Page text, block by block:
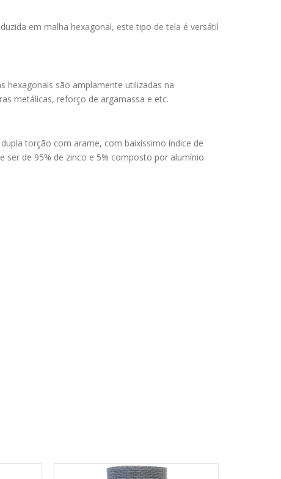
em malha hexagonal, este tipo de tela é versátil
hexagonais são amplamente utilizadas na
metálicas, reforço de argamassa e etc.
torção com arame, com baixíssimo índice de
ser de 95% de zinco e 5% composto por alumínio.